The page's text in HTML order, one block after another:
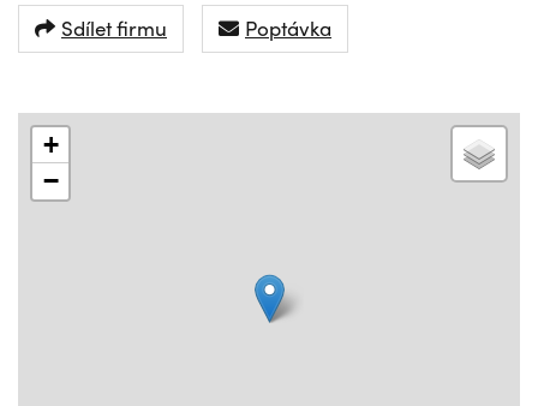
Sdílet firmu Poptávka
+
−